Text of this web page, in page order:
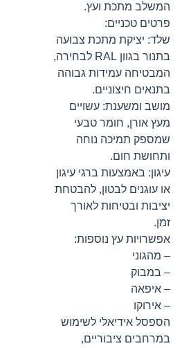
המשלב מתכת ועץ.
פרטים טכניים:
שלד: יציקת מתכת צבועה
בתנור בגוון RAL לבחירה,
המבטיחה עמידות גבוהה
בתנאים חיצוניים.
מושב ומשענת: עשויים
מעץ אורן, חומר טבעי
שמספק תמיכה נוחה
ותחושת חום.
עיגון: באמצעות ברגי עיגון
או עוגנים לבטון, להבטחת
יציבות ובטיחות לאורך
זמן.
אפשרויות עץ נוספות:
– מהגוני
– במבוק
– איפאה
– אירוקו
הספסל אידיאלי לשימוש
במרחבים ציבוריים,